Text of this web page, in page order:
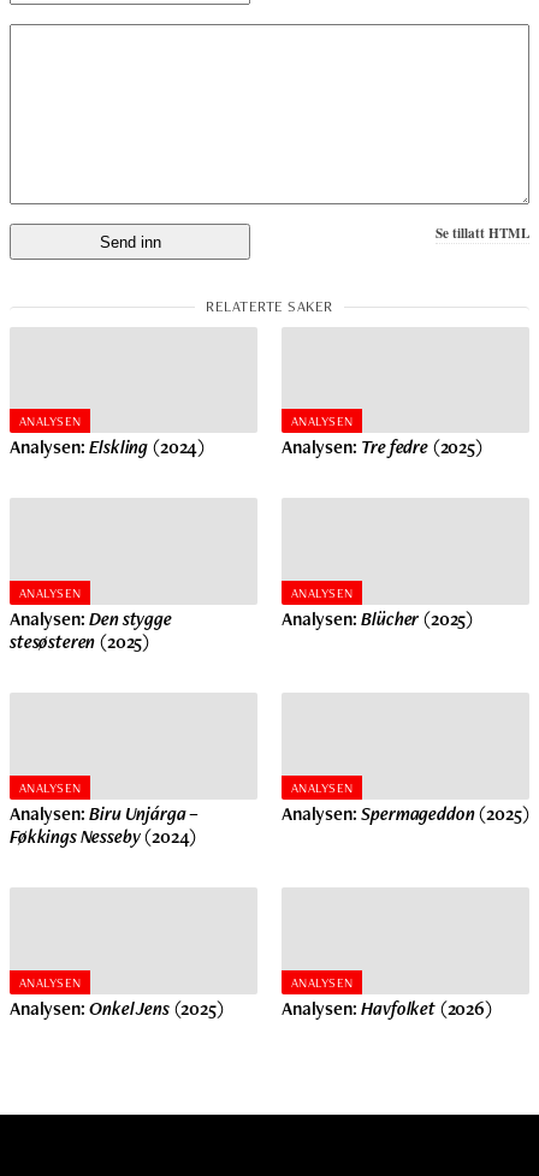
Se tillatt HTML
ANALYSEN
Analysen: Elskling(2024)
ANALYSEN
Analysen: Tre fedre(2025)
ANALYSEN
Analysen: Den stygge
stesøsteren(2025)
ANALYSEN
Analysen: Blücher(2025)
ANALYSEN
Analysen: Biru Unjárga –
Føkkings Nesseby(2024)
ANALYSEN
Analysen: Spermageddon(2025)
ANALYSEN
Analysen: Onkel Jens(2025)
ANALYSEN
Analysen: Havfolket(2026)